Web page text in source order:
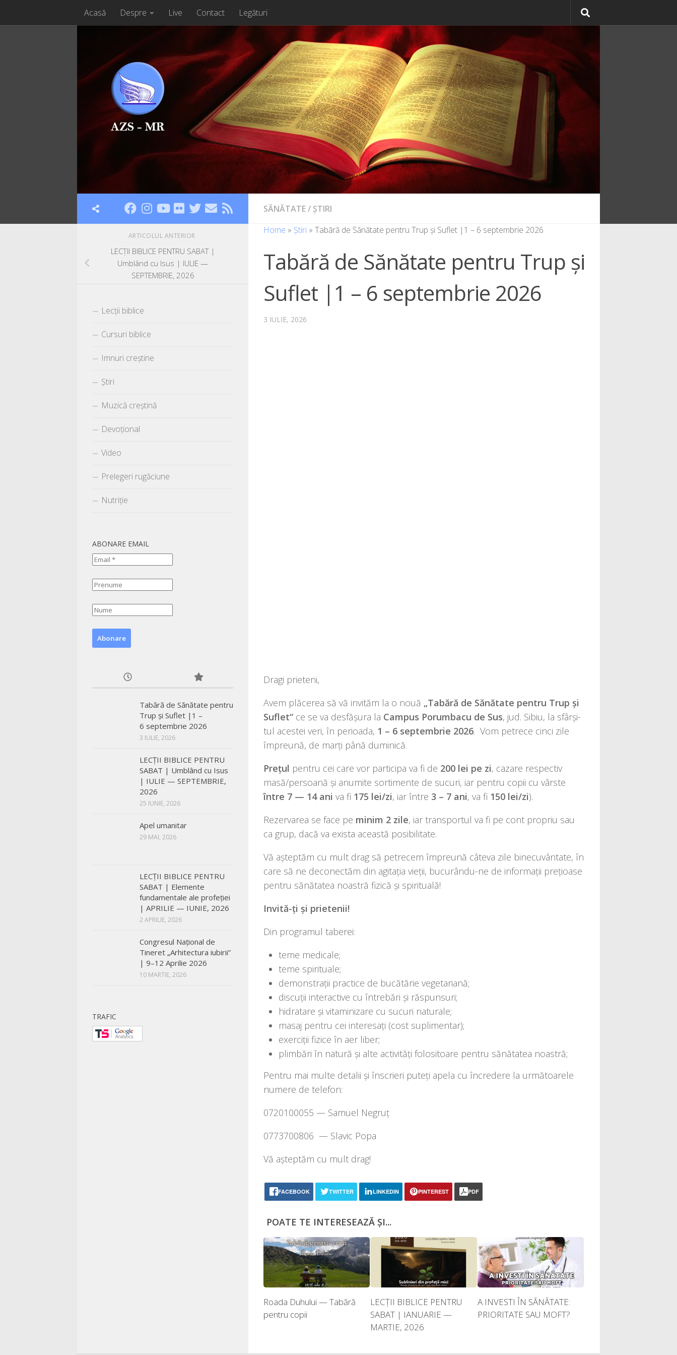
Acasă Despre Live Contact Legături
SĂNĂTATE/ ȘTIRI
Home » Știri » Tabără de Sănătate pentru Trup și Suflet |1 – 6 septembrie 2026
Tabără de Sănătate pentru Trup și
Suflet |1 – 6 septembrie 2026
3 IULIE, 2026
Dragi pri­e­te­ni,
Avem plă­ce­rea să vă invi­tăm la o nouă „Tabără de Sănătate pen­tru Trup și
Suflet“ ce se va des­fă­șu­ra la Campus Porumbacu de Sus, jud. Sibiu, la sfâr­și­
tul aces­tei veri, în peri­oa­da, 1 – 6 sep­tem­brie 2026. Vom petre­ce cinci zile
împre­u­nă, de marți până duminică.
Prețul pen­tru cei care vor par­ti­ci­pa va fi de 200 lei pe zi, caza­re res­pec­tiv
masă/persoană și anu­mi­te sor­ti­men­te de sucuri, iar pen­tru copii cu vâr­ste
între 7 — 14 ani va fi 175 lei/zi, iar între 3 – 7 ani, va fi 150 lei/zi).
Rezervarea se face pe minim 2 zile, iar trans­por­tul va fi pe cont pro­priu sau
ca grup, dacă va exis­ta aceas­tă posibilitate.
Vă aștep­tăm cu mult drag să petre­cem împre­u­nă câte­va zile bine­cu­vân­ta­te, în
care să ne deco­nec­tăm din agi­ta­ția vie­ții, bucu­rân­du-ne de infor­ma­ții pre­ți­oa­se
pen­tru sănă­ta­tea noas­tră fizi­că și spirituală!
Invită-ți și prietenii!
Din pro­gra­mul taberei:
teme medi­ca­le;
teme spi­ri­tu­a­le;
demon­stra­ții prac­ti­ce de bucă­tă­rie vegetariană;
dis­cu­ții inte­rac­ti­ve cu între­bări și răspunsuri;
hidra­ta­re și vita­mi­ni­za­re cu sucuri naturale;
masaj pen­tru cei inte­re­sați (cost suplimentar);
exer­ci­ții fizi­ce în aer liber;
plim­bări în natu­ră și alte acti­vi­tăți folo­si­toa­re pen­tru sănă­ta­tea noastră;
Pentru mai mul­te deta­lii și înscri­eri puteți ape­la cu încre­de­re la urmă­toa­re­le
nume­re de telefon:
0720100055 — Samuel Negruț
0773700806 — Slavic Popa
Vă aștep­tăm cu mult drag!
FACEBOOK TWITTER LINKEDIN PINTEREST PDF
POATE TE INTERESEAZĂ ȘI...
Roada Duhului — Tabără
pentru copii
LECŢII BIBLICE PENTRU
SABAT | IANUARIE —
MARTIE, 2026
A INVESTI ÎN SĂNĂTATE:
PRIORITATE SAU MOFT?
ARTICOLUL ANTERIOR
LECŢII BIBLICE PENTRU SABAT |
Umblând cu Isus | IULIE —
SEPTEMBRIE, 2026
Lecții biblice
Cursuri biblice
Imnuri creștine
Știri
Muzică creștină
Devoțional
Video
Prelegeri rugăciune
Nutriție
ABONARE EMAIL
Tabără de Sănătate pentru
Trup și Suflet |1 –
6 septembrie 2026
3 IULIE, 2026
LECŢII BIBLICE PENTRU
SABAT | Umblând cu Isus
| IULIE — SEPTEMBRIE,
2026
25 IUNIE, 2026
Apel umanitar
29 MAI, 2026
LECŢII BIBLICE PENTRU
SABAT | Elemente
fundamentale ale profeției
| APRILIE — IUNIE, 2026
2 APRILIE, 2026
Congresul Național de
Tineret „Arhitectura iubirii”
| 9–12 Aprilie 2026
10 MARTIE, 2026
TRAFIC